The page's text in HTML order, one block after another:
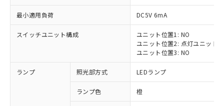
最小適用負荷 DC5V 6mA
スイッチユニット構成
ユニット位置1: NO
ユニット位置2: 点灯ユニット
ユニット位置3: NO
ランプ 照光部方式 LEDランプ
ランプ色 橙